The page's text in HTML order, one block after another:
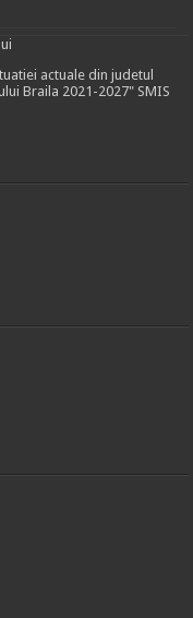
actuale din judetul
Braila 2021-2027" SMIS